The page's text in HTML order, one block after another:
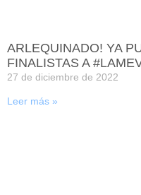
ARLEQUINADO! YA
FINALISTAS A
27 de diciembre de 2022
Leer más »